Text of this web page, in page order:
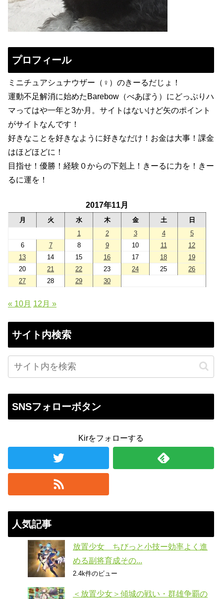
プロフィール
ミニチュアシュナウザー（♀）のきーるだじょ！
運動不足解消に始めたBarebow（べあぼう）にどっぷりハ
マってはや一年と3か月。サイトはないけど矢のポイント
がサイトなんです！
好きなことを好きなように好きなだけ！お金は大事！課金
はほどほどに！
目指せ！優勝！経験０からの下剋上！きーるに力を！きー
るに運を！
2017年11月
月 火 水 木 金 土
日
1
2 3 4
5
6
7 8 9 10 11
12
13
14 15 16 17 18
19
20
21 22 23 24 25
26
27
28 29 30
« 10月 12月 »
サイト内検索
SNSフォローボタン
Kirをフォローする
人気記事
放置少女 ちびっと小技ー効率よく進
める副将育成その...
2.4k件のビュー
＜放置少女＞傾城の戦い・群雄争覇の